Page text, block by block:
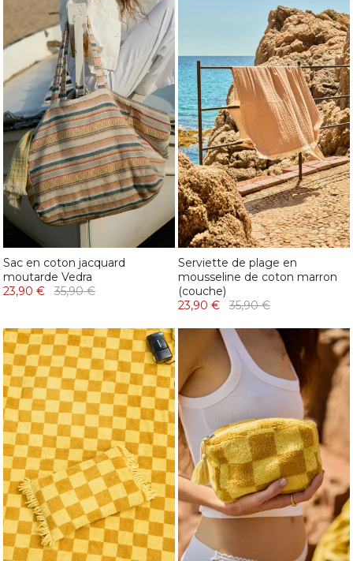
Sac en coton jacquard
moutarde Vedra
23,90 €
35,90 €
Serviette de plage en
mousseline de coton marron
(couche)
23,90 €
35,90 €